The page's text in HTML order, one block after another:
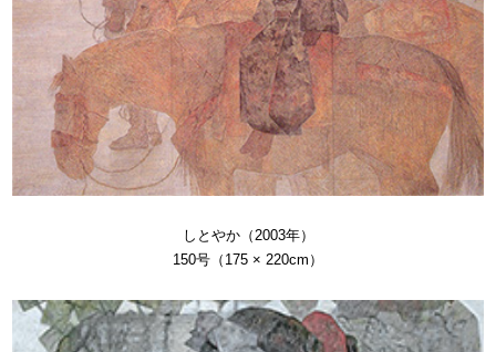
しとやか（2003年）
150号（175 × 220cm）